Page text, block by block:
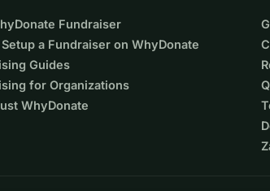
την άγρια ζωή του πάρκου και να
τις βελτιώσεις και δράσεις που
— συμβάλλει στην προστασία ενός από
και διασφαλίζει ότι οι
Fundraiser
a Fundraiser on WhyDonate
Guides
for Organizations
WhyDonate